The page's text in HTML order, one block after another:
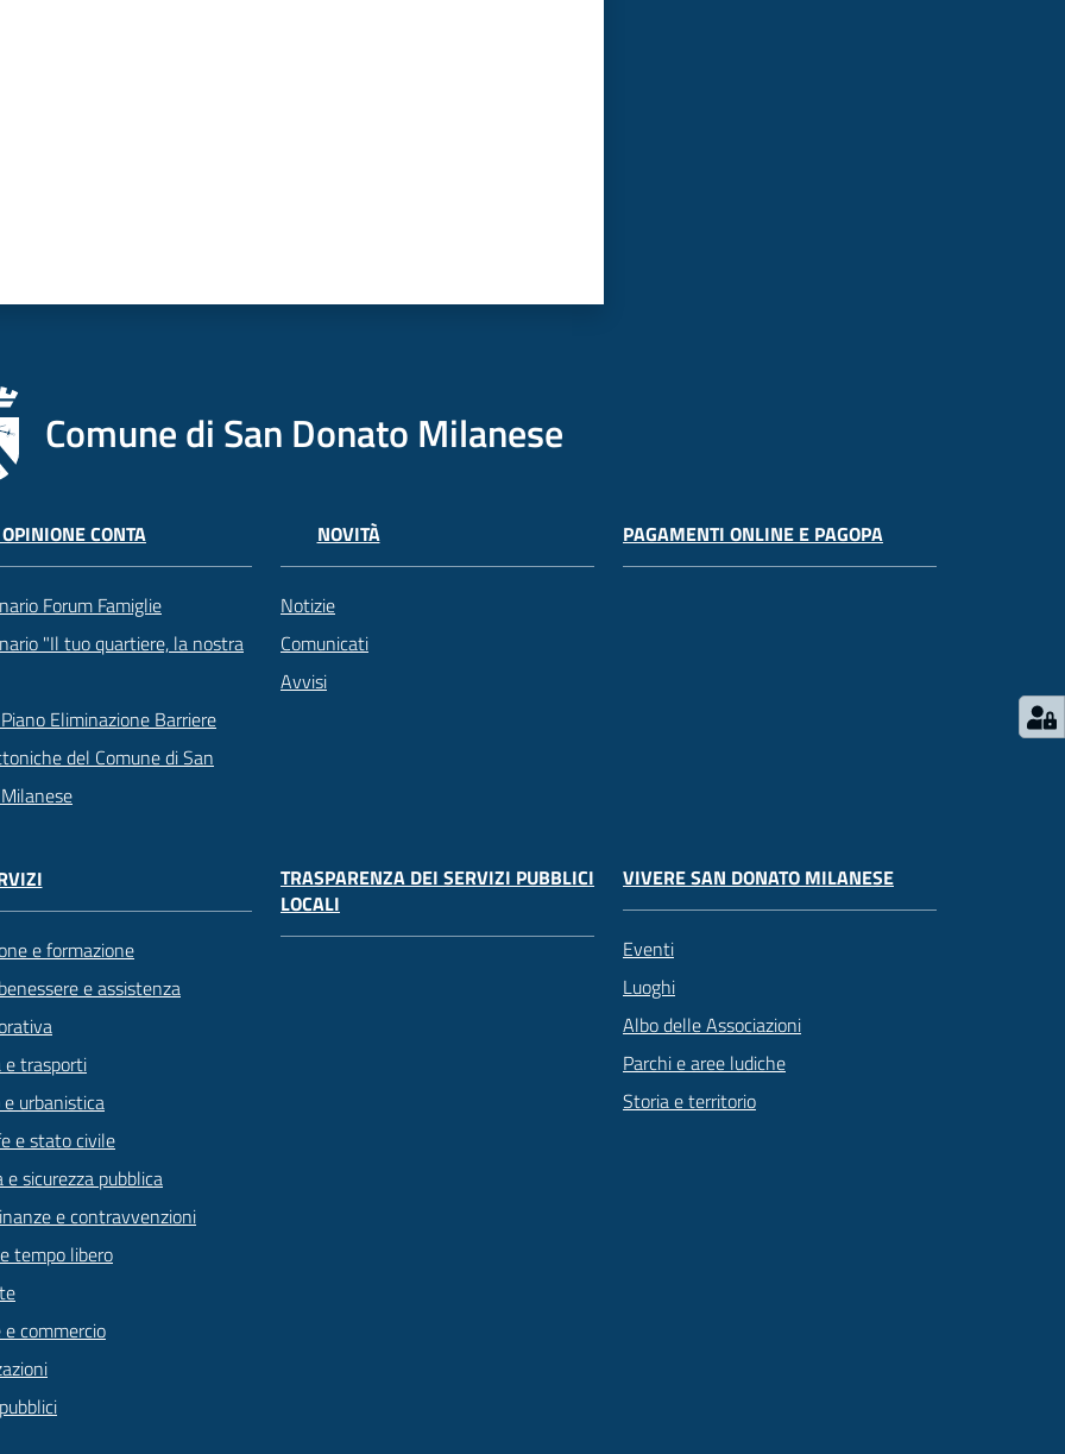
Comune di San Donato Milanese
CONTA
Forum Famiglie
"Il tuo quartiere, la nostra
Eliminazione Barriere
del Comune di San
NOVITÀ
Notizie
Comunicati
Avvisi
PAGAMENTI ONLINE E PAGOPA
e formazione
e assistenza
e trasporti
urbanistica
e stato civile
e sicurezza pubblica
e contravvenzioni
tempo libero
e commercio
TRASPARENZA DEI SERVIZI PUBBLICI
LOCALI
VIVERE SAN DONATO MILANESE
Eventi
Luoghi
Albo delle Associazioni
Parchi e aree ludiche
Storia e territorio